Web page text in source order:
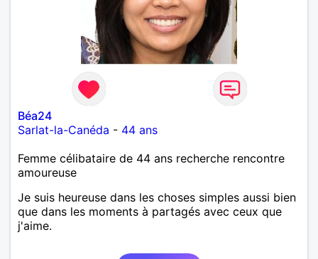
Béa24
Sarlat-la-Canéda - 44 ans
Femme célibataire de 44 ans recherche rencontre
amoureuse
Je suis heureuse dans les choses simples aussi bien
que dans les moments à partagés avec ceux que
j'aime.